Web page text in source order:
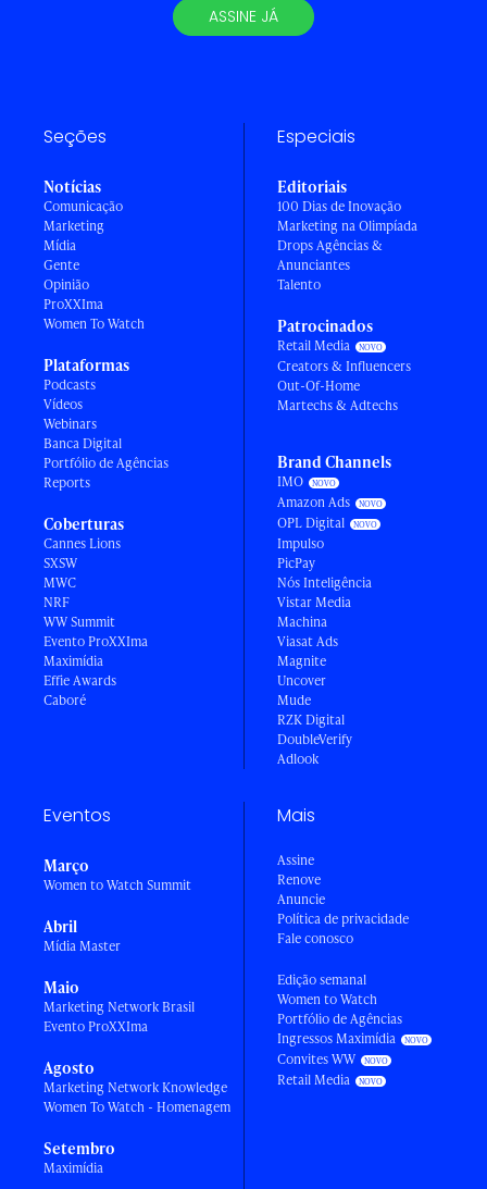
ASSINE JÁ
Seções
Notícias
Comunicação
Marketing
Mídia
Gente
Opinião
ProXXIma
Women To Watch
Plataformas
Podcasts
Vídeos
Webinars
Banca Digital
Portfólio de Agências
Reports
Coberturas
Cannes Lions
SXSW
MWC
NRF
WW Summit
Evento ProXXIma
Maximídia
Effie Awards
Caboré
Especiais
Editoriais
100 Dias de Inovação
Marketing na Olimpíada
Drops Agências &
Anunciantes
Talento
Patrocinados
Retail Media
Creators & Influencers
Out-Of-Home
Martechs & Adtechs
Brand Channels
IMO
Amazon Ads
OPL Digital
Impulso
PicPay
Nós Inteligência
Vistar Media
Machina
Viasat Ads
Magnite
Uncover
Mude
RZK Digital
DoubleVerify
Adlook
Eventos
Março
Women to Watch Summit
Abril
Mídia Master
Maio
Marketing Network Brasil
Evento ProXXIma
Agosto
Marketing Network Knowledge
Women To Watch - Homenagem
Setembro
Maximídia
Mais
Assine
Renove
Anuncie
Política de privacidade
Fale conosco
Edição semanal
Women to Watch
Portfólio de Agências
Ingressos Maximídia
Convites WW
Retail Media